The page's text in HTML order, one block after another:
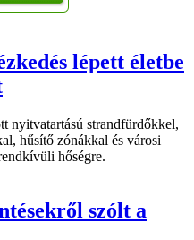
lépett életbe
nyitvatartású strandfürdőkkel,
hűsítő zónákkal és városi
hőségre.
szólt a